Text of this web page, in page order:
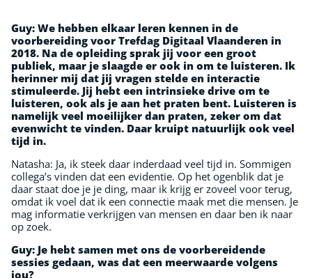
Guy: We hebben elkaar leren kennen in de
voorbereiding voor Trefdag Digitaal Vlaanderen in
2018. Na de opleiding sprak jij voor een groot
publiek, maar je slaagde er ook in om te luisteren. Ik
herinner mij dat jij vragen stelde en interactie
stimuleerde. Jij hebt een intrinsieke drive om te
luisteren, ook als je aan het praten bent. Luisteren is
namelijk veel moeilijker dan praten, zeker om dat
evenwicht te vinden. Daar kruipt natuurlijk ook veel
tijd in.
Natasha: Ja, ik steek daar inderdaad veel tijd in. Sommigen
collega’s vinden dat een evidentie. Op het ogenblik dat je
daar staat doe je je ding, maar ik krijg er zoveel voor terug,
omdat ik voel dat ik een connectie maak met die mensen. Je
mag informatie verkrijgen van mensen en daar ben ik naar
op zoek.
Guy: Je hebt samen met ons de voorbereidende
sessies gedaan, was dat een meerwaarde volgens
jou?